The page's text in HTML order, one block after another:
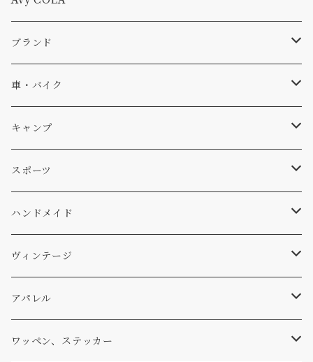
キャップ、ニット
ソックス
雑貨
ステッカー
バッグ
パンツ
パーカー・トレーナー
アウター
ブランド
Db
サーフ
スキー
A-Frame
DOGS
WEAR
Four My Self
Ten
アメリカ軍払い下げ
...mura
車・バイク
車外
マット、シート
エアフレッシュナー
小物
ヘルメット
キャンプ
ファニチャー
キッチン
スリーピング
小物
コーヒー
スポーツ
サーフ
スキー
ハンドメイド
ステッカー
ワッペン
小物
ヴィンテージ
ワッペン
ステッカー
アパレル
Tシャツ
ワッペン、ステッカー